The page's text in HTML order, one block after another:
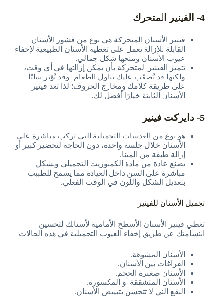
4- الفينير المتحرك
فينير الأسنان المتحركة هي نوع من قشور الأسنان
القابلة للإزالة تعمل على تغطية الأسنان الطبيعية لإخفاء
عيوب الأسنان ومنحها شكل جمالي.
تتميز الفينير المتحركة بأن يمكن إزالتها في أي وقت،
ولكنها قد تُصعّب عليك تناول الطعام، وقد تُؤثر سلبًا
على طريقة كلامك ومخارج الحروف؛ لذا تعد فينير
الأسنان الثابتة خيارًا أفضل لك.
5- دايركت فينير
هو نوع من العدسات التجميلية التي تركب مباشرة على
الأسنان خلال جلسة واحدة، دون الحاجة لتحضير كبير أو
إزالة طبقة من المينا.
يصنع عادة من مادة الكمبوزيت التجميلي ويشكل
مباشرة على السن داخل العيادة مما يسمح للطبيب
بتعديل الشكل واللون في الوقت الفعلي.
تجميل الأسنان للفينير
تغطي فينير الأسنان الأسطح الأمامية لأسنانك لتحسين
ابتسامتك عن طريق إخفاء العيوب التجميلية في هذه الحالات:
الأسنان المشوهة.
الفراغات بين الأسنان.
الأسنان صغيرة الحجم.
الأسنان المتشققة أو المكسورة.
البقع التي لا تتحسن بتبييض الأسنان.